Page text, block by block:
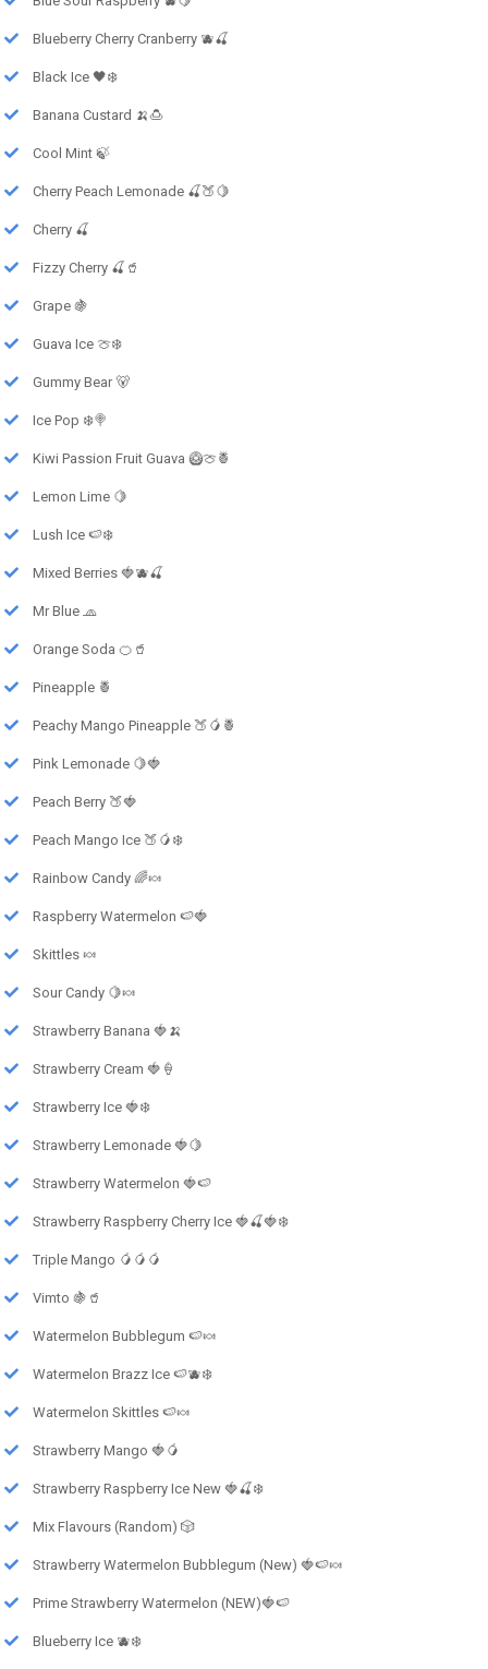
Blueberry Cherry Cranberry 🫐🍒
Black Ice 🖤❄️
Banana Custard 🍌🍮
Cool Mint 🍃
Cherry Peach Lemonade 🍒🍑🍋
Cherry 🍒
Fizzy Cherry 🍒🥤
Grape 🍇
Guava Ice 🍈❄️
Gummy Bear 🐻
Ice Pop ❄️🍭
Kiwi Passion Fruit Guava 🥝🍈🍍
Lemon Lime 🍋
Lush Ice 🍉❄️
Mixed Berries 🍓🫐🍒
Mr Blue 🧢
Orange Soda 🍊🥤
Pineapple 🍍
Peachy Mango Pineapple 🍑🥭🍍
Pink Lemonade 🍋🍓
Peach Berry 🍑🍓
Peach Mango Ice 🍑🥭❄️
Rainbow Candy 🌈🍬
Raspberry Watermelon 🍉🍓
Skittles 🍬
Sour Candy 🍋🍬
Strawberry Banana 🍓🍌
Strawberry Cream 🍓🍦
Strawberry Ice 🍓❄️
Strawberry Lemonade 🍓🍋
Strawberry Watermelon 🍓🍉
Strawberry Raspberry Cherry Ice 🍓🍒🍓❄️
Triple Mango 🥭🥭🥭
Vimto 🍇🥤
Watermelon Bubblegum 🍉🍬
Watermelon Brazz Ice 🍉🫐❄️
Watermelon Skittles 🍉🍬
Strawberry Mango 🍓🥭
Strawberry Raspberry Ice New 🍓🍒❄️
Mix Flavours (Random) 🎲
Strawberry Watermelon Bubblegum (New) 🍓🍉🍬
Prime Strawberry Watermelon (NEW)🍓🍉
Blueberry Ice 🫐❄️